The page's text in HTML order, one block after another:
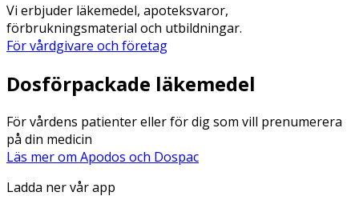
Vi erbjuder läkemedel, apoteksvaror,
förbrukningsmaterial och utbildningar.
För vårdgivare och företag
Dosförpackade läkemedel
För vårdens patienter eller för dig som vill prenumerera
på din medicin
Läs mer om Apodos och Dospac
Ladda ner vår app